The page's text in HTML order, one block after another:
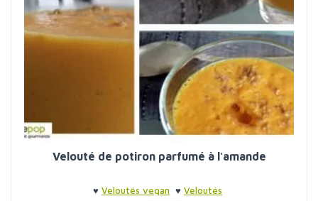
Velouté de potiron parfumé à l'amande
♥ Veloutés vegan ♥ Veloutés